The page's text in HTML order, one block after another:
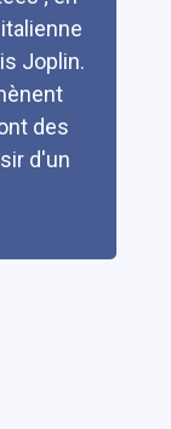
Joplin.
des
d'un